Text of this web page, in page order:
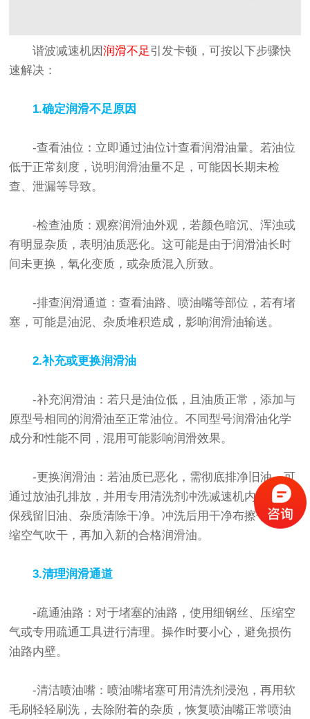
谐波减速机因润滑不足引发卡顿，可按以下步骤快
速解决：
1.确定润滑不足原因
-查看油位：立即通过油位计查看润滑油量。若油位
低于正常刻度，说明润滑油量不足，可能因长期未检
查、泄漏等导致。
-检查油质：观察润滑油外观，若颜色暗沉、浑浊或
有明显杂质，表明油质恶化。这可能是由于润滑油长时
间未更换，氧化变质，或杂质混入所致。
-排查润滑通道：查看油路、喷油嘴等部位，若有堵
塞，可能是油泥、杂质堆积造成，影响润滑油输送。
2.补充或更换润滑油
-补充润滑油：若只是油位低，且油质正常，添加与
原型号相同的润滑油至正常油位。不同型号润滑油化学
成分和性能不同，混用可能影响润滑效果。
-更换润滑油：若油质已恶化，需彻底排净旧油。可
通过放油孔排放，并用专用清洗剂冲洗减速机内部，确
保残留旧油、杂质清除干净。冲洗后用干净布擦干或压
缩空气吹干，再加入新的合格润滑油。
3.清理润滑通道
-疏通油路：对于堵塞的油路，使用细钢丝、压缩空
气或专用疏通工具进行清理。操作时要小心，避免损伤
油路内壁。
-清洁喷油嘴：喷油嘴堵塞可用清洗剂浸泡，再用软
毛刷轻轻刷洗，去除附着的杂质，恢复喷油嘴正常喷油